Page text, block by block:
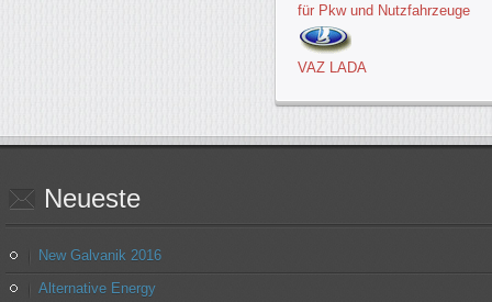
für Pkw und Nutzfahrzeuge
VAZ LADA
Neueste
New Galvanik 2016
Alternative Energy